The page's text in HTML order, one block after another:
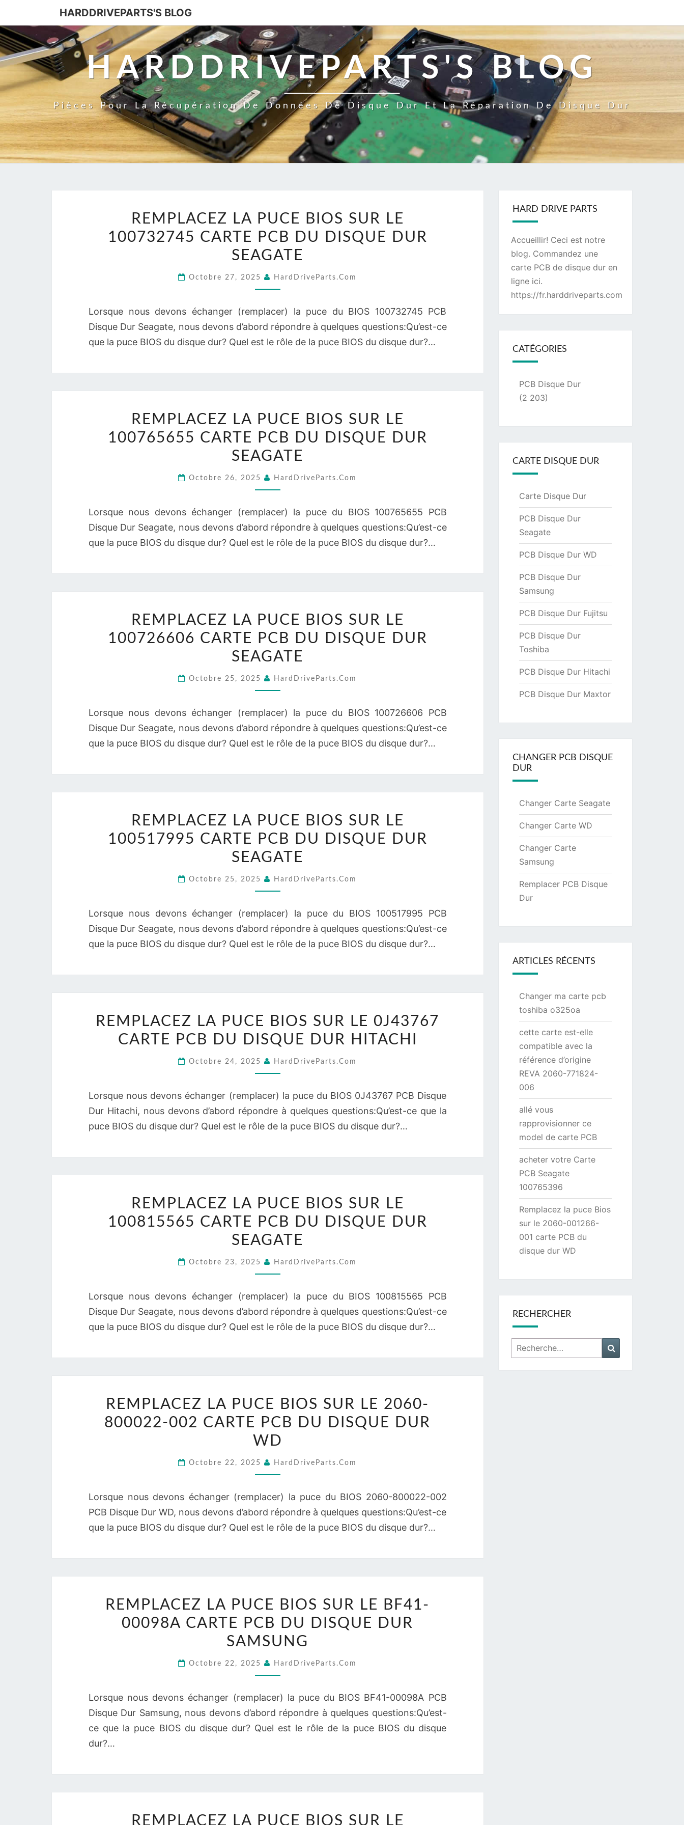
HARDDRIVEPARTS'S BLOG
HARDDRIVEPARTS'S BLOG
Pièces Pour La Récupération De Données De Disque Dur Et La Réparation De Disque Dur
LA
PUCE
BIOS
LE
CARTE
PCB
DU
DUR
SEAGATE
REMPLACEZ LA PUCE BIOS SUR LE
100732745 CARTE PCB DU DISQUE DUR
SEAGATE
Octobre 27, 2025 HardDriveParts.com
Lorsque nous devons échanger (remplacer) la puce du BIOS 100732745 PCB
Disque Dur Seagate, nous devons d’abord répondre à quelques questions:Qu’est-ce
que la puce BIOS du disque dur? Quel est le rôle de la puce BIOS du disque dur?…
LA
PUCE
BIOS
LE
CARTE
PCB
DU
DUR
SEAGATE
REMPLACEZ LA PUCE BIOS SUR LE
100765655 CARTE PCB DU DISQUE DUR
SEAGATE
Octobre 26, 2025 HardDriveParts.com
Lorsque nous devons échanger (remplacer) la puce du BIOS 100765655 PCB
Disque Dur Seagate, nous devons d’abord répondre à quelques questions:Qu’est-ce
que la puce BIOS du disque dur? Quel est le rôle de la puce BIOS du disque dur?…
LA
PUCE
BIOS
LE
CARTE
PCB
DU
DUR
SEAGATE
REMPLACEZ LA PUCE BIOS SUR LE
100726606 CARTE PCB DU DISQUE DUR
SEAGATE
Octobre 25, 2025 HardDriveParts.com
Lorsque nous devons échanger (remplacer) la puce du BIOS 100726606 PCB
Disque Dur Seagate, nous devons d’abord répondre à quelques questions:Qu’est-ce
que la puce BIOS du disque dur? Quel est le rôle de la puce BIOS du disque dur?…
LA
PUCE
BIOS
LE
CARTE
PCB
DU
DUR
SEAGATE
REMPLACEZ LA PUCE BIOS SUR LE
100517995 CARTE PCB DU DISQUE DUR
SEAGATE
Octobre 25, 2025 HardDriveParts.com
Lorsque nous devons échanger (remplacer) la puce du BIOS 100517995 PCB
Disque Dur Seagate, nous devons d’abord répondre à quelques questions:Qu’est-ce
que la puce BIOS du disque dur? Quel est le rôle de la puce BIOS du disque dur?…
LA
PUCE
0J43767
CARTE
PCB
DUR
REMPLACEZ LA PUCE BIOS SUR LE 0J43767
CARTE PCB DU DISQUE DUR HITACHI
Octobre 24, 2025 HardDriveParts.com
Lorsque nous devons échanger (remplacer) la puce du BIOS 0J43767 PCB Disque
Dur Hitachi, nous devons d’abord répondre à quelques questions:Qu’est-ce que la
puce BIOS du disque dur? Quel est le rôle de la puce BIOS du disque dur?…
LA
PUCE
BIOS
LE
CARTE
PCB
DU
DUR
SEAGATE
REMPLACEZ LA PUCE BIOS SUR LE
100815565 CARTE PCB DU DISQUE DUR
SEAGATE
Octobre 23, 2025 HardDriveParts.com
Lorsque nous devons échanger (remplacer) la puce du BIOS 100815565 PCB
Disque Dur Seagate, nous devons d’abord répondre à quelques questions:Qu’est-ce
que la puce BIOS du disque dur? Quel est le rôle de la puce BIOS du disque dur?…
LA
PUCE
BIOS
LE
800022-
002
CARTE
DU
DISQUE
WD
REMPLACEZ LA PUCE BIOS SUR LE 2060-
800022-002 CARTE PCB DU DISQUE DUR
WD
Octobre 22, 2025 HardDriveParts.com
Lorsque nous devons échanger (remplacer) la puce du BIOS 2060-800022-002
PCB Disque Dur WD, nous devons d’abord répondre à quelques questions:Qu’est-ce
que la puce BIOS du disque dur? Quel est le rôle de la puce BIOS du disque dur?…
LA
PUCE
BIOS
LE
00098A
CARTE
PCB
DUR
SAMSUNG
REMPLACEZ LA PUCE BIOS SUR LE BF41-
00098A CARTE PCB DU DISQUE DUR
SAMSUNG
Octobre 22, 2025 HardDriveParts.com
Lorsque nous devons échanger (remplacer) la puce du BIOS BF41-00098A PCB
Disque Dur Samsung, nous devons d’abord répondre à quelques questions:Qu’est-
ce que la puce BIOS du disque dur? Quel est le rôle de la puce BIOS du disque
dur?…
REMPLACEZ LA PUCE BIOS SUR LE
HARD DRIVE PARTS
Accueillir! Ceci est notre
blog. Commandez une
carte PCB de disque duren
ligne ici.
https://fr.harddriveparts.com
CATÉGORIES
PCB Disque Dur
(2 203)
CARTE DISQUE DUR
Carte Disque Dur
PCB Disque Dur
Seagate
PCB Disque Dur WD
PCB Disque Dur
Samsung
PCB Disque Dur Fujitsu
PCB Disque Dur
Toshiba
PCB Disque Dur Hitachi
PCB Disque Dur Maxtor
CHANGER PCB DISQUE
DUR
Changer Carte Seagate
Changer Carte WD
Changer Carte
Samsung
Remplacer PCB Disque
Dur
ARTICLES RÉCENTS
Changer ma carte pcb
toshiba o325oa
cette carte est-elle
compatible avec la
référence d’origine
REVA 2060-771824-
006
allé vous
rapprovisionner ce
model de carte PCB
acheter votre Carte
PCB Seagate
100765396
Remplacez la puce Bios
sur le 2060-001266-
001 carte PCB du
disque dur WD
RECHERCHER
Rechercher :